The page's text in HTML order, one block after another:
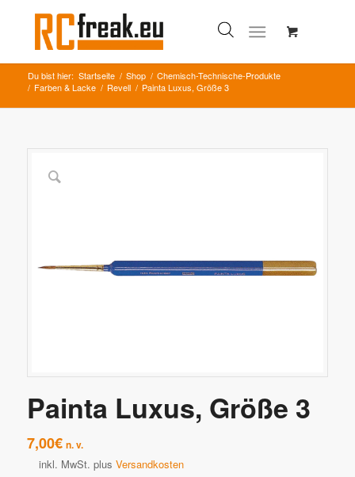
Du bist hier: Startseite / Shop / Chemisch-Technische-Produkte
/ Farben & Lacke / Revell / Painta Luxus, Größe 3
Painta Luxus, Größe 3
7,00€ n. v.
inkl. MwSt. plus Versandkosten